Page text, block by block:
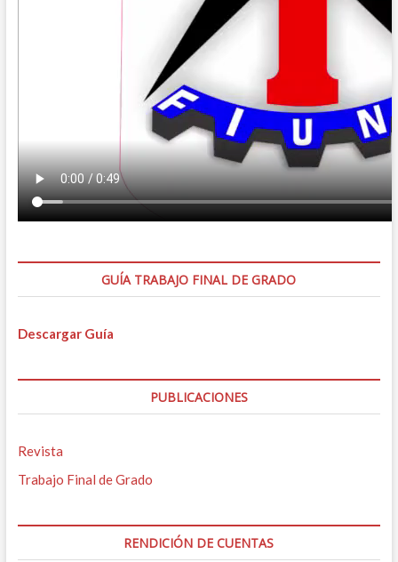
GUÍA TRABAJO FINAL DE GRADO
Descargar Guía
PUBLICACIONES
Revista
Trabajo Final de Grado
RENDICIÓN DE CUENTAS